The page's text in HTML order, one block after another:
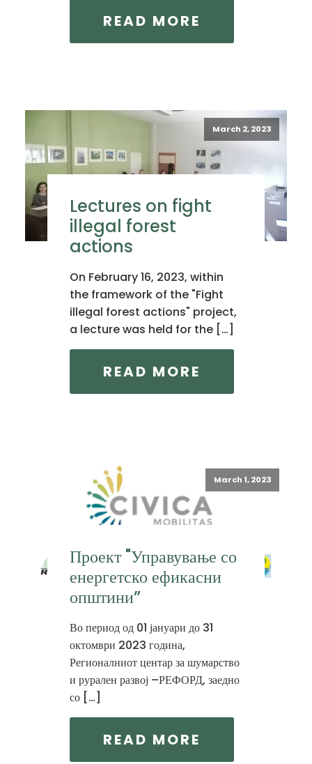
READ MORE
March 2, 2023
Lectures on fight
illegal forest
actions
On February 16, 2023, within
the framework of the "Fight
illegal forest actions" project,
a lecture was held for the […]
READ MORE
March 1, 2023
Проект "Управување со
енергетско ефикасни
општини”
Во период од 01 јануари до 31
октомври 2023 година,
Регионалниот центар за шумарство
и рурален развој –РЕФОРД, заедно
со […]
READ MORE